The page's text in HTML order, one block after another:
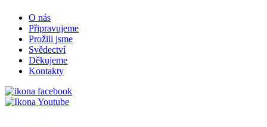
O nás
Připravujeme
Prožili jsme
Svědectví
Děkujeme
Kontakty